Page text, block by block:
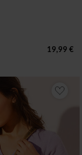
19,99 €